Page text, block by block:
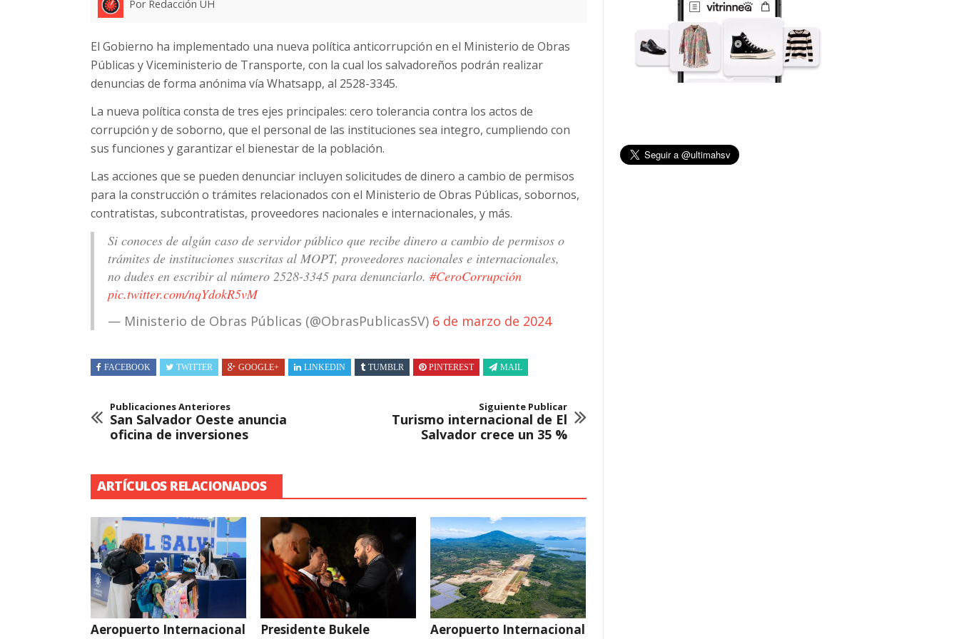
Por Redacción UH
El Gobierno ha implementado una nueva política anticorrupción en el Ministerio de Obras
Públicas y Viceministerio de Transporte, con la cual los salvadoreños podrán realizar
denuncias de forma anónima vía Whatsapp, al 2528-3345.
La nueva política consta de tres ejes principales: cero tolerancia contra los actos de
corrupción y de soborno, que el personal de las instituciones sea integro, cumpliendo con
sus funciones y garantizar el bienestar de la población.
Las acciones que se pueden denunciar incluyen solicitudes de dinero a cambio de permisos
para la construcción o trámites relacionados con el Ministerio de Obras Públicas, sobornos,
contratistas, subcontratistas, proveedores nacionales e internacionales, y más.
Si conoces de algún caso de servidor público que recibe dinero a cambio de permisos o
trámites de instituciones suscritas al MOPT, proveedores nacionales e internacionales,
no dudes en escribir al número 2528-3345 para denunciarlo. #CeroCorrupción
pic.twitter.com/nqYdokR5vM
— Ministerio de Obras Públicas (@ObrasPublicasSV) 6 de marzo de 2024
FACEBOOK TWITTER GOOGLE+ LINKEDIN TUMBLR PINTEREST MAIL
Publicaciones Anteriores
San Salvador Oeste anuncia
oficina de inversiones
Siguiente Publicar
Turismo internacional de El
Salvador crece un 35 %
ARTÍCULOS RELACIONADOS
Aeropuerto Internacional
Presidente Bukele
Aeropuerto Internacional